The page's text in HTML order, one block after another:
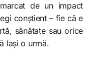
de un impact
conștient – fie că e
sănătate sau orice
lași o urmă.